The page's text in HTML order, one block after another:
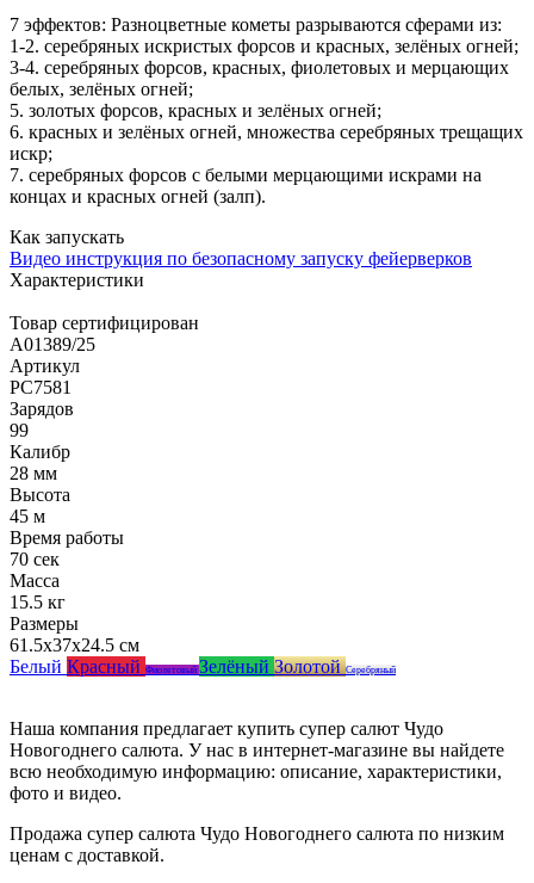
7 эффектов: Разноцветные кометы разрываются сферами из:
1-2. серебряных искристых форсов и красных, зелёных огней;
3-4. серебряных форсов, красных, фиолетовых и мерцающих
белых, зелёных огней;
5. золотых форсов, красных и зелёных огней;
6. красных и зелёных огней, множества серебряных трещащих
искр;
7. серебряных форсов с белыми мерцающими искрами на
концах и красных огней (залп).
Как запускать
Видео инструкция по безопасному запуску фейерверков
Характеристики
Товар сертифицирован
A01389/25
Артикул
РС7581
Зарядов
99
Калибр
28 мм
Высота
45 м
Время работы
70 сек
Масса
15.5 кг
Размеры
61.5x37x24.5 см
Белый Красный Фиолетовый Зелёный ЗолотойСеребряный
Наша компания предлагает купить супер салют Чудо
Новогоднего салюта. У нас в интернет-магазине вы найдете
всю необходимую информацию: описание, характеристики,
фото и видео.
Продажа супер салюта Чудо Новогоднего салюта по низким
ценам с доставкой.